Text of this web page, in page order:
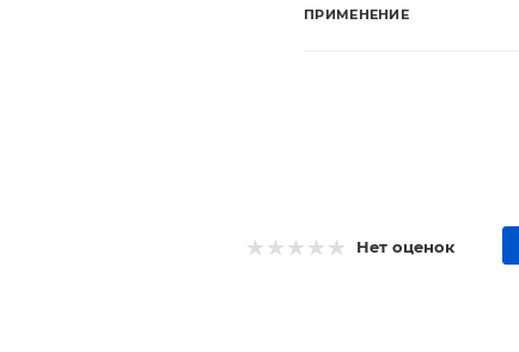
ПРИМЕНЕНИЕ
Нет оценок